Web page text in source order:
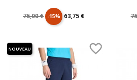
Prix
75,00 € -15% Prix
63,75 €

NOUVEAU